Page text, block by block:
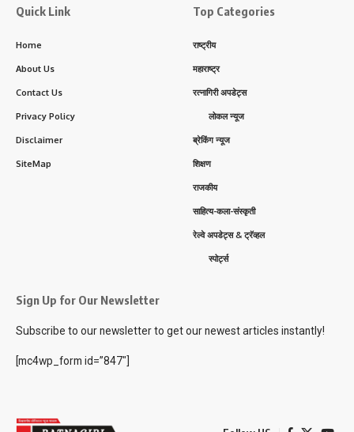
Quick Link
Home
About Us
Contact Us
Privacy Policy
Disclaimer
SiteMap
Top Categories
राष्ट्रीय
महाराष्ट्र
रत्नागिरी अपडेट्स
लोकल न्यूज
ब्रेकिंग न्यूज
शिक्षण
राजकीय
साहित्य-कला-संस्कृती
रेल्वे अपडेट्स & ट्रॅव्हल
स्पोर्ट्स
Sign Up for Our Newsletter
Subscribe to our newsletter to get our newest articles instantly!
[mc4wp_form id=”847″]